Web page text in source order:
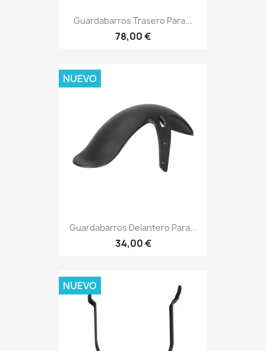
Guardabarros Trasero Para...
78,00 €
Guardabarros Delantero Para...
34,00 €
NUEVO
NUEVO